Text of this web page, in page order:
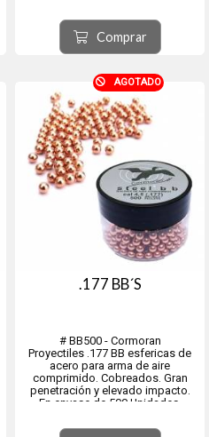
Comprar
AGOTADO
.177 BB´S
# BB500 - Cormoran
Proyectiles .177 BB esfericas de
acero para arma de aire
comprimido. Cobreados. Gran
penetración y elevado impacto.
En envase de 500 Unidades.